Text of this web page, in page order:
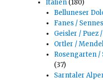
Italien (180)
Belluneser
Fanes /
Geisler / Puez
Ortler /
Rosengarten
(37)
Sarntaler